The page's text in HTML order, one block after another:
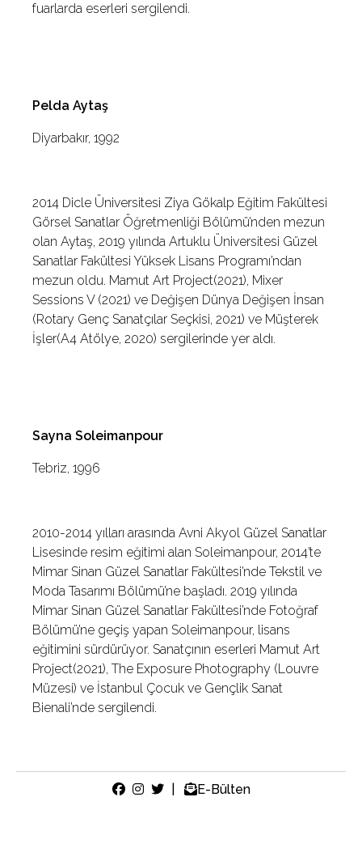
fuarlarda eserleri sergilendi.
Pelda Aytaş
Diyarbakır, 1992
2014 Dicle Üniversitesi Ziya Gökalp Eğitim Fakültesi
Görsel Sanatlar Öğretmenliği Bölümü’nden mezun
olan Aytaş, 2019 yılında Artuklu Üniversitesi Güzel
Sanatlar Fakültesi Yüksek Lisans Programı’ndan
mezun oldu. Mamut Art Project(2021), Mixer
Sessions V (2021) ve Değişen Dünya Değişen İnsan
(Rotary Genç Sanatçılar Seçkisi, 2021) ve Müşterek
İşler(A4 Atölye, 2020) sergilerinde yer aldı.
Sayna Soleimanpour
Tebriz, 1996
2010-2014 yılları arasında Avni Akyol Güzel Sanatlar
Lisesinde resim eğitimi alan Soleimanpour, 2014’te
Mimar Sinan Güzel Sanatlar Fakültesi’nde Tekstil ve
Moda Tasarımı Bölümü’ne başladı. 2019 yılında
Mimar Sinan Güzel Sanatlar Fakültesi’nde Fotoğraf
Bölümü’ne geçiş yapan Soleimanpour, lisans
eğitimini sürdürüyor. Sanatçının eserleri Mamut Art
Project(2021), The Exposure Photography (Louvre
Müzesi) ve İstanbul Çocuk ve Gençlik Sanat
Bienali’nde sergilendi.
E-Bülten